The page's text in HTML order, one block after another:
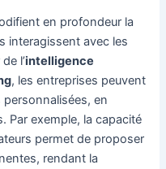
en profondeur la
interagissent avec les
l’intelligence
, les entreprises peuvent
en
Par exemple, la capacité
permet de proposer
rendant la